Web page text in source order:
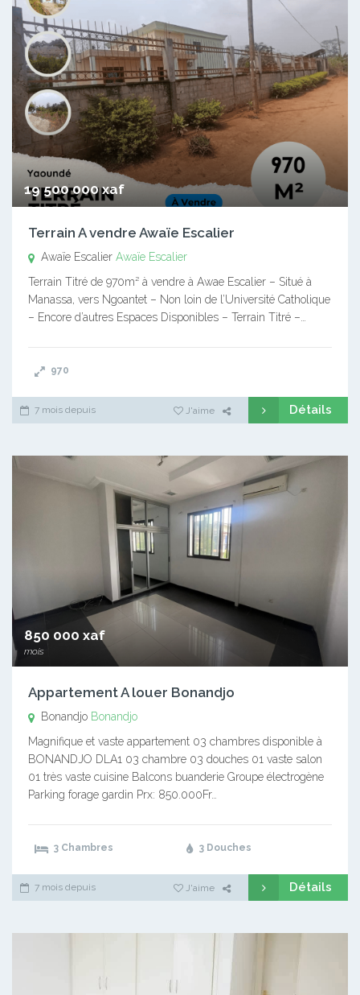
19 500 000 xaf
Terrain A vendre Awaïe Escalier
Awaïe Escalier Awaïe Escalier
Terrain Titré de 970m² à vendre à Awae Escalier – Situé à
Manassa, vers Ngoantet – Non loin de l’Université Catholique
– Encore d’autres Espaces Disponibles – Terrain Titré –…
970
7 mois depuis J'aime Détails
850 000 xaf
mois
Appartement A louer Bonandjo
Bonandjo Bonandjo
Magnifique et vaste appartement 03 chambres disponible à
BONANDJO DLA1 03 chambre 03 douches 01 vaste salon
01 très vaste cuisine Balcons buanderie Groupe électrogène
Parking forage gardin Prx: 850.000Fr…
3 Chambres 3 Douches
7 mois depuis J'aime Détails